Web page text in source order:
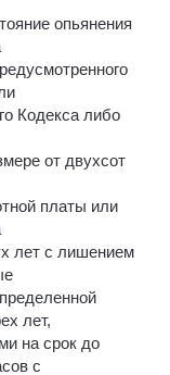
опьянения
Кодекса либо
от двухсот
платы или
лет с лишением
лет,
на срок до
с